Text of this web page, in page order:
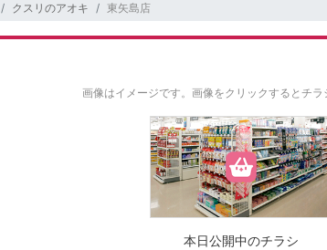
クスリのアオキ 東矢島店
画像はイメージです。 画像をクリックするとチラ
本日公開中のチラシ